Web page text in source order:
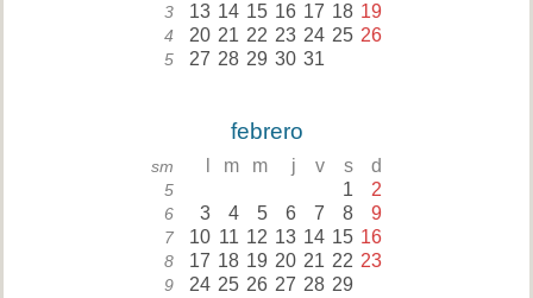
3 13 14 15 16 17 18 19
4 20 21 22 23 24 25 26
5 27 28 29 30 31
febrero
sm m m j v s d
5 1 2
6 3 4 5 6 7 8 9
7 10 11 12 13 14 15 16
8 17 18 19 20 21 22 23
9 24 25 26 27 28 29